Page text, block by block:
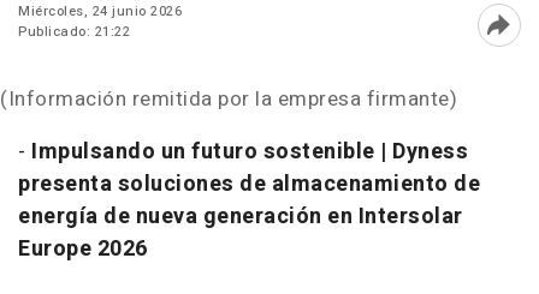
Miércoles, 24 junio 2026
Publicado: 21:22
(Información remitida por la empresa firmante)
- Impulsando un futuro sostenible | Dyness
presenta soluciones de almacenamiento de
energía de nueva generación en Intersolar
Europe 2026